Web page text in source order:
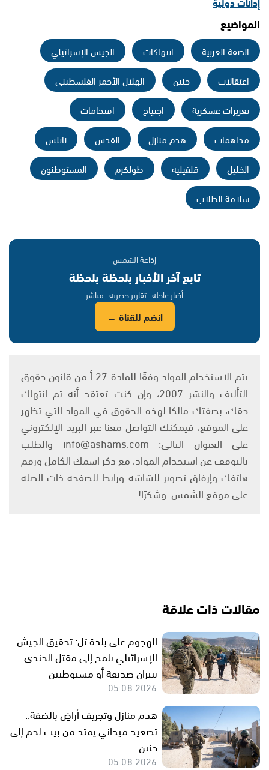
المواضيع
الضفة الغربية انتهاكات
الجيش الإسرائيلي
اعتقالات
جنين
الهلال الأحمر الفلسطيني
تعزيزات عسكرية
اجتياح
اقتحامات
مداهمات
هدم منازل القدس
نابلس
الخليل
قلقيلية طولكرم
المستوطنون
سلامة الطلاب
إذاعة الشمس
تابع آخر الأخبار بلحظة بلحظة
أخبار عاجلة · تقارير حصرية · مباشر
انضم للقناة ←
يتم الاستخدام المواد وفقًا للمادة 27 أ من قانون حقوق
التأليف والنشر 2007، وإن كنت تعتقد أنه تم انتهاك
حقك، بصفتك مالكًا لهذه الحقوق في المواد التي تظهر
على الموقع، فيمكنك التواصل معنا عبر البريد الإلكتروني
على العنوان التالي: info@ashams.com والطلب
بالتوقف عن استخدام المواد، مع ذكر اسمك الكامل ورقم
هاتفك وإرفاق تصوير للشاشة ورابط للصفحة ذات الصلة
على موقع الشمس. وشكرًا!
مقالات ذات علاقة
الهجوم على بلدة تل: تحقيق الجيش
الإسرائيلي يلمح إلى مقتل الجندي
بنيران صديقة أو مستوطنين
05.08.2026
هدم منازل وتجريف أراضٍ بالضفة..
تصعيد ميداني يمتد من بيت لحم إلى
جنين
05.08.2026